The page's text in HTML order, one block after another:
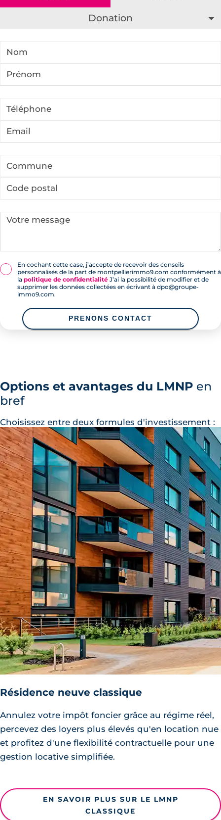
Donation
En cochant cette case, j’accepte de recevoir des conseils
personnalisés de la part de montpellierimmo9.com conformément à
la politique de confidentialité J’ai la possibilité de modifier et de
supprimer les données collectées en écrivant à dpo@groupe-
immo9.com.
PRENONS CONTACT
Options et avantages du LMNP en
bref
Choisissez entre deux formules d'investissement :
Résidence neuve classique
Annulez votre impôt foncier grâce au régime réel,
percevez des loyers plus élevés qu'en location nue
et profitez d'une flexibilité contractuelle pour une
gestion locative simplifiée.
EN SAVOIR PLUS SUR LE LMNP
CLASSIQUE